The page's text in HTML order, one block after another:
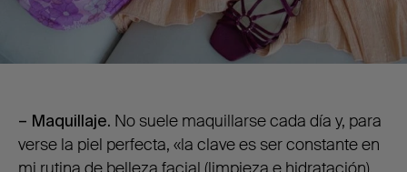
– Maquillaje. No suele maquillarse cada día y, para
verse la piel perfecta, «la clave es ser constante en